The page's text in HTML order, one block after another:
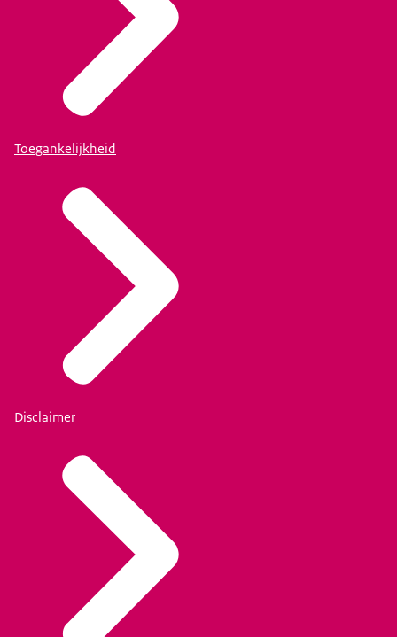
Toegankelijkheid
Disclaimer